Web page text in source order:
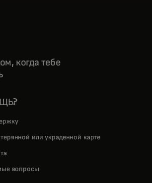
когда тебе
или украденной карте
вопросы